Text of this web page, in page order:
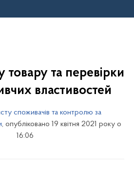
товару та перевірки
властивостей
споживачів та контролю за
, опубліковано 19 квітня 2021 року о
16:06